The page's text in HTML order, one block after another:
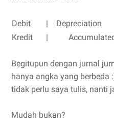
Debit | Depreciation
Kredit
|
Begitupun dengan jurnal
hanya angka yang berbeda
tidak perlu saya tulis, nanti
Mudah bukan?